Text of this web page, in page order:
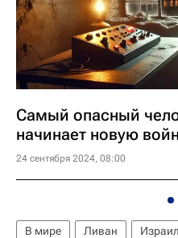
Самый опасный
начинает новую
24 сентября 2024, 08:00
В мире Ливан